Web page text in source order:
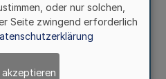
2
der
oder nur solchen,
Seite zwingend erforderlich